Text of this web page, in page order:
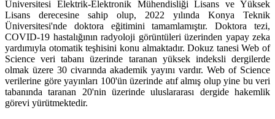
Üniversitesi Elektrik-Elektronik Mühendisliği Lisans ve Yüksek
Lisans derecesine sahip olup, 2022 yılında Konya Teknik
Üniversitesi'nde doktora eğitimini tamamlamıştır. Doktora tezi,
COVID-19 hastalığının radyoloji görüntüleri üzerinden yapay zeka
yardımıyla otomatik teşhisini konu almaktadır. Dokuz tanesi Web of
Science veri tabanı üzerinde taranan yüksek indeksli dergilerde
olmak üzere 30 civarında akademik yayını vardır. Web of Science
verilerine göre yayınları 100'ün üzerinde atıf almış olup yine bu veri
tabanında taranan 20'nin üzerinde uluslararası dergide hakemlik
görevi yürütmektedir.